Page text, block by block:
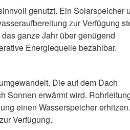
genutzt. Ein Solarspeicher
zur Verfügung
ganze Jahr über genügend
Energiequelle bezahlbar.
Die auf dem Dach
Sonnen erwärmt wird.
einen Wasserspeicher
Verfügung.